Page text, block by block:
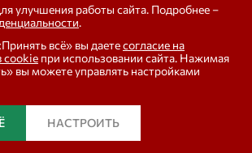
компания «Тензо-М» —
вагонные, бункерные,
весовые дозаторы для фасовки,
улучшения работы сайта. Подробнее –
.
всё» вы даетесогласие на
cookie при использовании сайта. Нажимая
вы можете управлять настройками
НАСТРОИТЬ